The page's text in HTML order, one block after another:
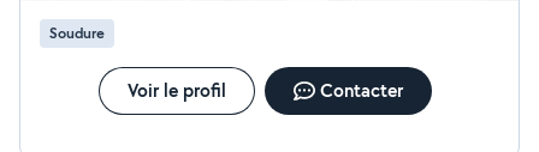
Soudure
Voir le profil Contacter